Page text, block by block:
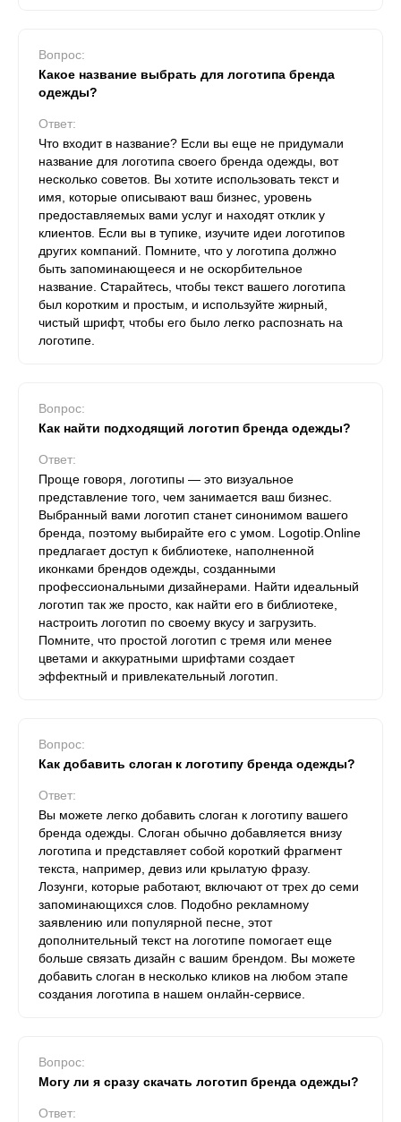
Вопрос:
Какое название выбрать для логотипа бренда
одежды?
Ответ:
Что входит в название? Если вы еще не придумали
название для логотипа своего бренда одежды, вот
несколько советов. Вы хотите использовать текст и
имя, которые описывают ваш бизнес, уровень
предоставляемых вами услуг и находят отклик у
клиентов. Если вы в тупике, изучите идеи логотипов
других компаний. Помните, что у логотипа должно
быть запоминающееся и не оскорбительное
название. Старайтесь, чтобы текст вашего логотипа
был коротким и простым, и используйте жирный,
чистый шрифт, чтобы его было легко распознать на
логотипе.
Вопрос:
Как найти подходящий логотип бренда одежды?
Ответ:
Проще говоря, логотипы — это визуальное
представление того, чем занимается ваш бизнес.
Выбранный вами логотип станет синонимом вашего
бренда, поэтому выбирайте его с умом. Logotip.Online
предлагает доступ к библиотеке, наполненной
иконками брендов одежды, созданными
профессиональными дизайнерами. Найти идеальный
логотип так же просто, как найти его в библиотеке,
настроить логотип по своему вкусу и загрузить.
Помните, что простой логотип с тремя или менее
цветами и аккуратными шрифтами создает
эффектный и привлекательный логотип.
Вопрос:
Как добавить слоган к логотипу бренда одежды?
Ответ:
Вы можете легко добавить слоган к логотипу вашего
бренда одежды. Слоган обычно добавляется внизу
логотипа и представляет собой короткий фрагмент
текста, например, девиз или крылатую фразу.
Лозунги, которые работают, включают от трех до семи
запоминающихся слов. Подобно рекламному
заявлению или популярной песне, этот
дополнительный текст на логотипе помогает еще
больше связать дизайн с вашим брендом. Вы можете
добавить слоган в несколько кликов на любом этапе
создания логотипа в нашем онлайн-сервисе.
Вопрос:
Могу ли я сразу скачать логотип бренда одежды?
Ответ: